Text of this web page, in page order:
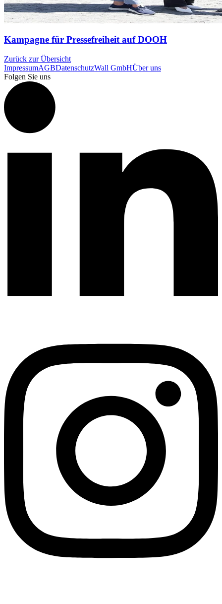
Kampagne für Pressefreiheit auf DOOH
Zurück zur Übersicht
ImpressumAGBDatenschutzWall GmbHÜber uns
Folgen Sie uns